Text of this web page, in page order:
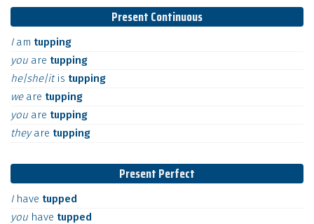
Present Continuous
I am tupping
you are tupping
he|she|itis tupping
we are tupping
you are tupping
theyare tupping
Present Perfect
I have tupped
you have tupped